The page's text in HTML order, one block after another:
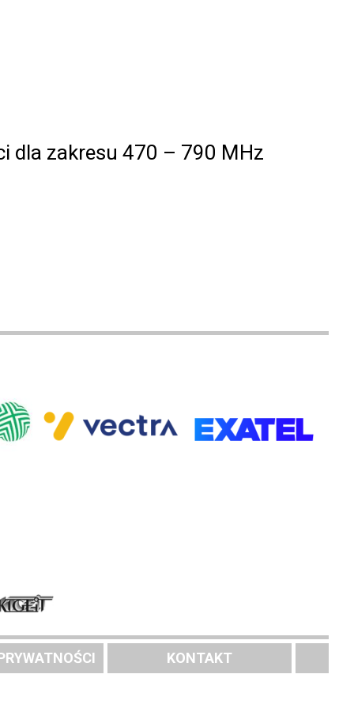
dla zakresu 470 – 790 MHz
KONTAKT